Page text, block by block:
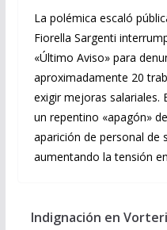
La polémica escaló
Fiorella Sargenti
«Último Aviso» para
aproximadamente 20
exigir mejoras salariales.
un repentino «apagón»
aparición de personal de
aumentando la tensión
Indignación en